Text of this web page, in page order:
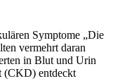
Symptome „Die
vermehrt daran
in Blut und Urin
(CKD) entdeckt